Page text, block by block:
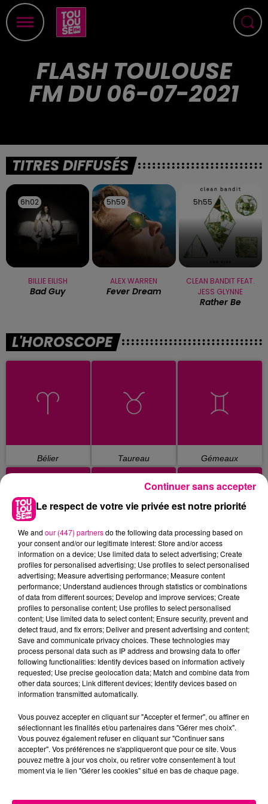
FLASH TOULOUSE
FM DU 06-07-2021
TITRES DIFFUSÉS
6h02
6h02
BILLIE EILISH
Bad Guy
5h59
5h59
ALEX WARREN
Fever Dream
5h55
5h55
CLEAN BANDIT FEAT.
JESS GLYNNE
Rather Be
L'HOROSCOPE
Bélier Taureau Gémeaux
Cancer Lion Vierge
Balance Scorpion Sagittaire
Poissons
Le respect de votre vie privée est notre priorité
We and our (447) partnersdo the following data processing based on
your consent and/or our legitimate interest: Store and/or access
information on a device; Use limited data to select advertising; Create
profiles for personalised advertising; Use profiles to select personalised
advertising; Measure advertising performance; Measure content
performance; Understand audiences through statistics or combinations
of data from different sources; Develop and improve services; Create
profiles to personalise content; Use profiles to select personalised
content; Use limited data to select content; Ensure security, prevent and
detect fraud, and fix errors; Deliver and present advertising and content;
Save and communicate privacy choices. These technologies may
process personal data such as IP address and browsing data to offer
following functionalities: Identify devices based on information actively
requested; Use precise geolocation data; Match and combine data from
other data sources; Link different devices; Identify devices based on
information transmitted automatically.
Vous pouvez accepter en cliquant sur "Accepter et fermer", ou affiner en
sélectionnant les finalités et/ou partenaires dans "Gérer mes choix".
Vous pouvez également refuser en cliquant sur "Continuer sans
accepter". Vos préférences ne s'appliqueront que pour ce site. Vous
pouvez mettre à jour vos choix, ou retirer votre consentement à tout
moment via le lien "Gérer les cookies" situé en bas de chaque page.
Continuer sans accepter